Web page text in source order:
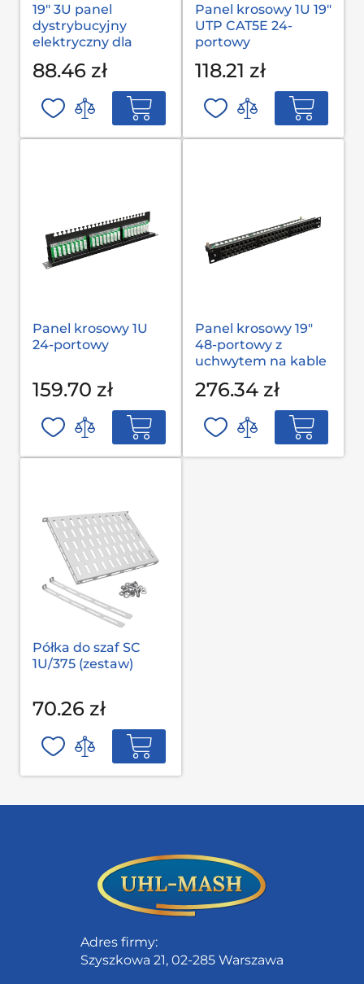
19" 3U panel
dystrybucyjny
elektryczny dla
obwodowych
88.46 zł
Panel krosowy 1U 19"
UTP CAT5E 24-
portowy
118.21 zł
Panel krosowy 1U
24-portowy
159.70 zł
Panel krosowy 19"
48-portowy z
uchwytem na kable
276.34 zł
Półka do szaf SC
1U/375 (zestaw)
70.26 zł
Adres firmy:
Szyszkowa 21, 02-285 Warszawa